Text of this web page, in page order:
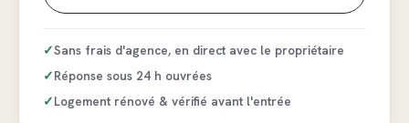
✓Sans frais d'agence, en direct avec le propriétaire
✓Réponse sous 24 h ouvrées
✓Logement rénové & vérifié avant l'entrée